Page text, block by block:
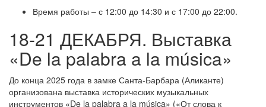
Время работы – с 12:00 до 14:30 и с 17:00 до 22:00.
18-21 ДЕКАБРЯ. Выставка
«De la palabra a la música»
До конца 2025 года в замке Санта-Барбара (Аликанте)
организована выставка исторических музыкальных
инструментов «De la palabra a la música» («От слова к